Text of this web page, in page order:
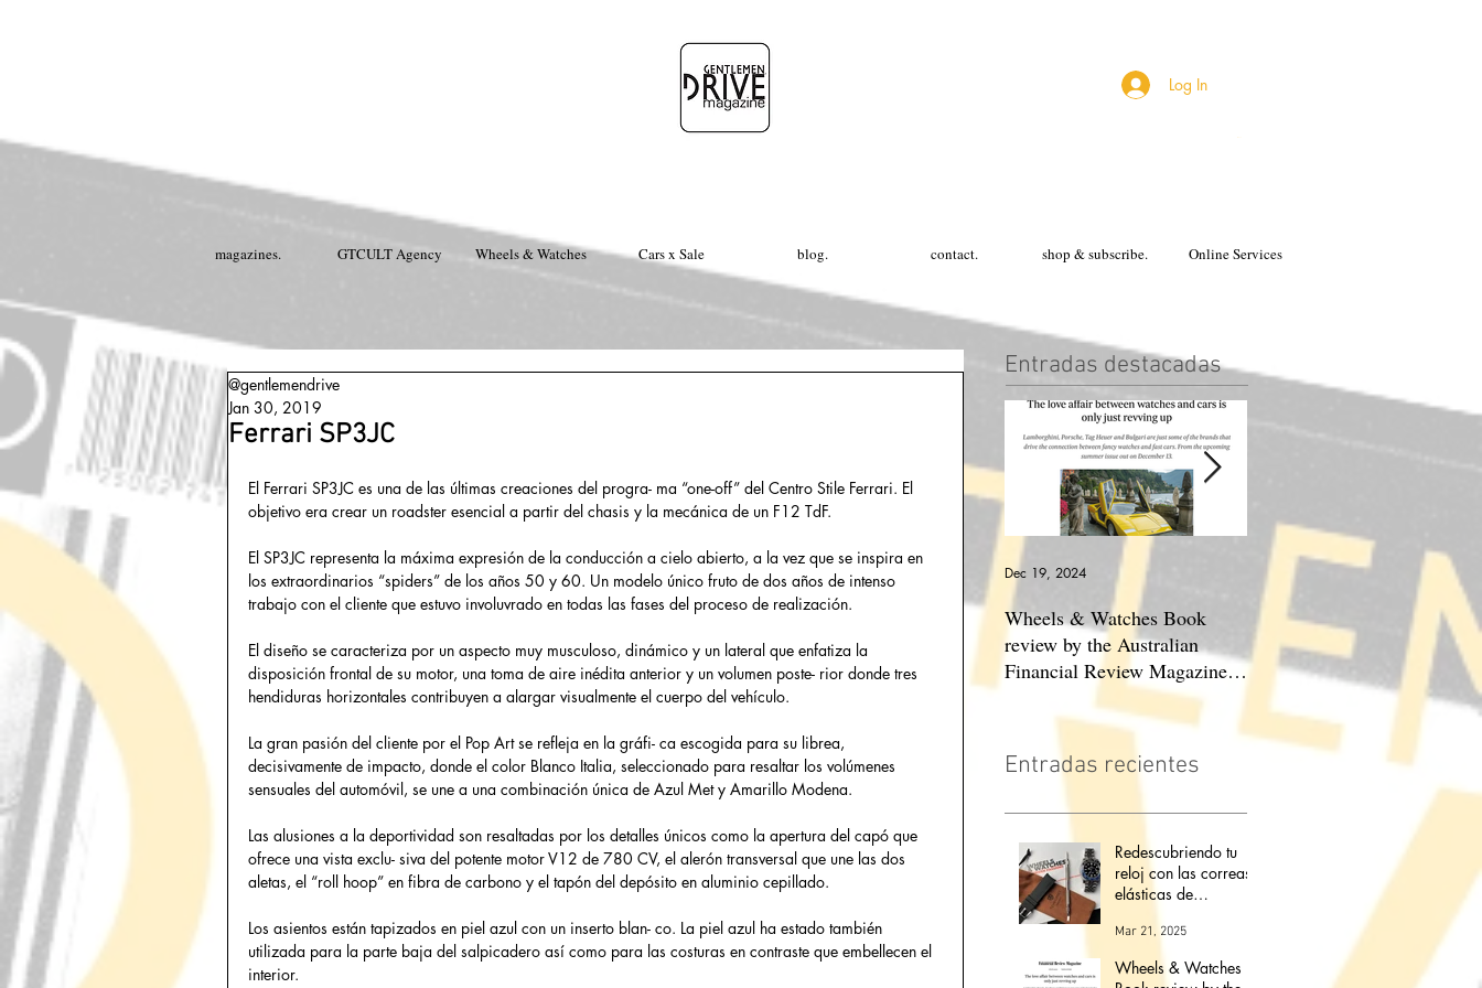
Log In
magazines. GTCULT Agency Wheels & Watches Cars x Sale blog. contact. shop & subscribe. Online Services
Ferrari SP3JC
@gentlemendrive
Jan 30, 2019
El Ferrari SP3JC es una de las últimas creaciones del progra- ma “one-off” del Centro Stile Ferrari. El
objetivo era crear un roadster esencial a partir del chasis y la mecánica de un F12 TdF.
El SP3JC representa la máxima expresión de la conducción a cielo abierto, a la vez que se inspira en
los extraordinarios “spiders” de los años 50 y 60. Un modelo único fruto de dos años de intenso
trabajo con el cliente que estuvo involuvrado en todas las fases del proceso de realización.
El diseño se caracteriza por un aspecto muy musculoso, dinámico y un lateral que enfatiza la
disposición frontal de su motor, una toma de aire inédita anterior y un volumen poste- rior donde tres
hendiduras horizontales contribuyen a alargar visualmente el cuerpo del vehículo.
La gran pasión del cliente por el Pop Art se refleja en la gráfi- ca escogida para su librea,
decisivamente de impacto, donde el color Blanco Italia, seleccionado para resaltar los volúmenes
sensuales del automóvil, se une a una combinación única de Azul Met y Amarillo Modena.
Las alusiones a la deportividad son resaltadas por los detalles únicos como la apertura del capó que
ofrece una vista exclu- siva del potente motor V12 de 780 CV, el alerón transversal que une las dos
aletas, el “roll hoop” en fibra de carbono y el tapón del depósito en aluminio cepillado.
Los asientos están tapizados en piel azul con un inserto blan- co. La piel azul ha estado también
utilizada para la parte baja del salpicadero así como para las costuras en contraste que embellecen el
interior.
Entradas destacadas
Wheels & Watches Book
review by the Australian
Financial Review Magazine
(The love affair between
watches and cars)
Dec 19, 2024
Los 5 mejores automóviles
que pilotó el Marqués De
Portago.
Entradas recientes
Redescubriendo tu
reloj con las correas
elásticas de
modernidad,
comodidad y
versatilidad
Mar 21, 2025
Wheels & Watches